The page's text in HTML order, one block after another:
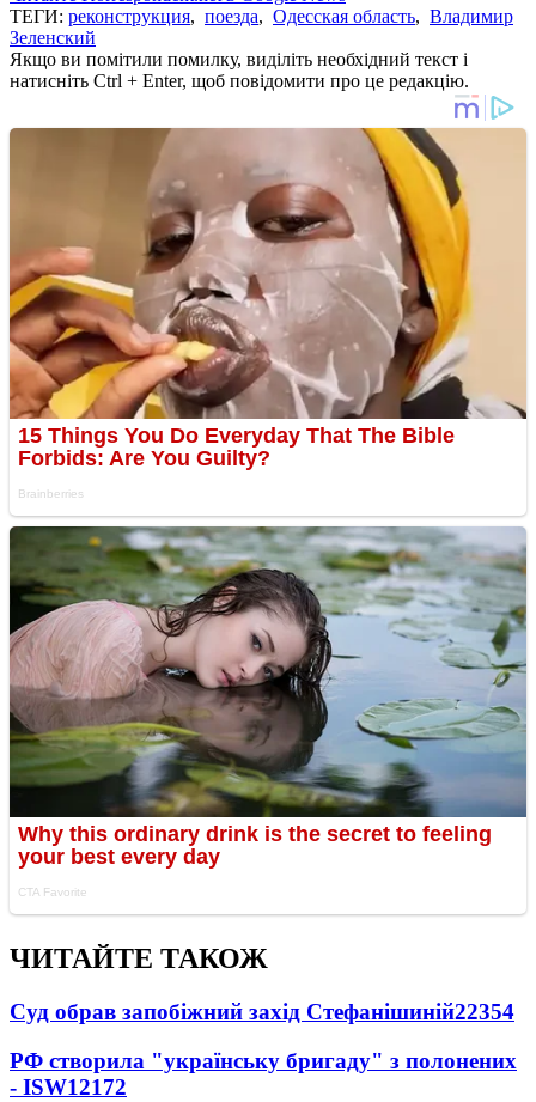
ТЕГИ: реконструкция, поезда, Одесская область, Владимир
Зеленский
Якщо ви помітили помилку, виділіть необхідний текст і
натисніть Ctrl + Enter, щоб повідомити про це редакцію.
ЧИТАЙТЕ ТАКОЖ
Суд обрав запобіжний захід Стефанішиній22354
РФ створила "українську бригаду" з полонених
- ISW12172